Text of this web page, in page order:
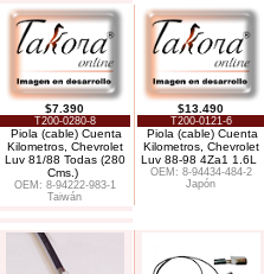
$7.390
T200-0280-8
Piola (cable) Cuenta
Kilometros, Chevrolet
Luv 81/88 Todas (280
Cms.)
OEM: 8-94222-983-1
Taiwán
$13.490
T200-0121-6
Piola (cable) Cuenta
Kilometros, Chevrolet
Luv 88-98 4Za1 1.6L
OEM: 8-94434-484-2
Japón